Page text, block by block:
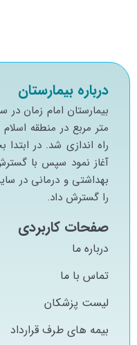
درباره بیمارستان
متر مربع در منطقه
راه اندازي شد. در
آغاز نمود سپس با
بهداشتي و درماني در
را گسترش داد.
صفحات کاربردی
درباره ما
تماس با ما
لیست پزشکان
بیمه های طرف قرارداد